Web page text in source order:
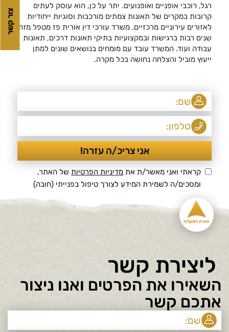
צור קשר
רגל, רוכבי אופניים ואופנועים. יתר על כן, הוא עוסק לעתים
קרובות במקרים של תאונות צמתים מורכבות וסוגיות ייחודיות
לאזורים עירוניים מרכזיים. משרד עורכי דין אורית פז מטפל מזה
שנים רבות ברגישות ובמקצועיות בתיקי תאונות דרכים, תאונות
עבודה ועוד. המשרד עובד עם מומחים בנושאים שונים למתן
ייעוץ מוביל והצלחה נחושה בכל מקרה.
קראתי ואני מאשר/ת את מדיניות הפרטיותשל האתר,
ומסכים/ה לשמירת המידע לצורך טיפול בפנייתי (חובה)
חזרה למעלה
ליצירת קשר
השאירו את הפרטים ואנו ניצור
אתכם קשר